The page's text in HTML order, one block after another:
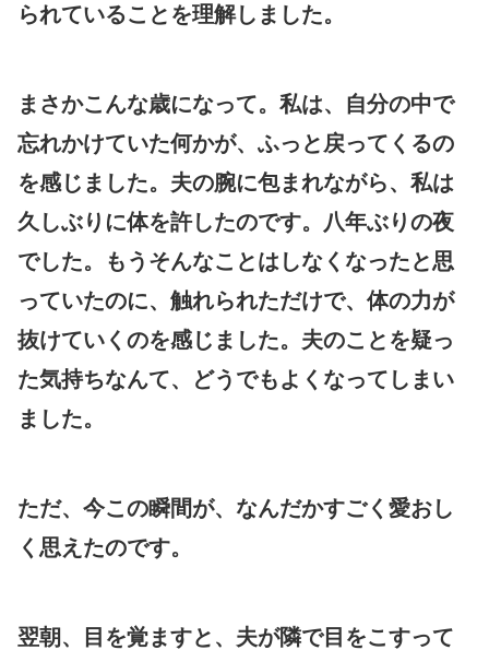
られていることを理解しました。
まさかこんな歳になって。私は、自分の中で
忘れかけていた何かが、ふっと戻ってくるの
を感じました。夫の腕に包まれながら、私は
久しぶりに体を許したのです。八年ぶりの夜
でした。もうそんなことはしなくなったと思
っていたのに、触れられただけで、体の力が
抜けていくのを感じました。夫のことを疑っ
た気持ちなんて、どうでもよくなってしまい
ました。
ただ、今この瞬間が、なんだかすごく愛おし
く思えたのです。
翌朝、目を覚ますと、夫が隣で目をこすって